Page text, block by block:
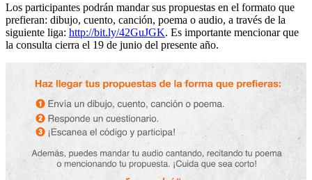
Los participantes podrán mandar sus propuestas en el formato que
prefieran: dibujo, cuento, canción, poema o audio, a través de la
siguiente liga: http://bit.ly/42GuJGK. Es importante mencionar que
la consulta cierra el 19 de junio del presente año.